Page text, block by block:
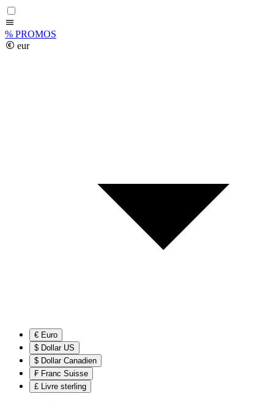
% PROMOS
eur
€ Euro
$ Dollar US
$ Dollar Canadien
₣ Franc Suisse
£ Livre sterling